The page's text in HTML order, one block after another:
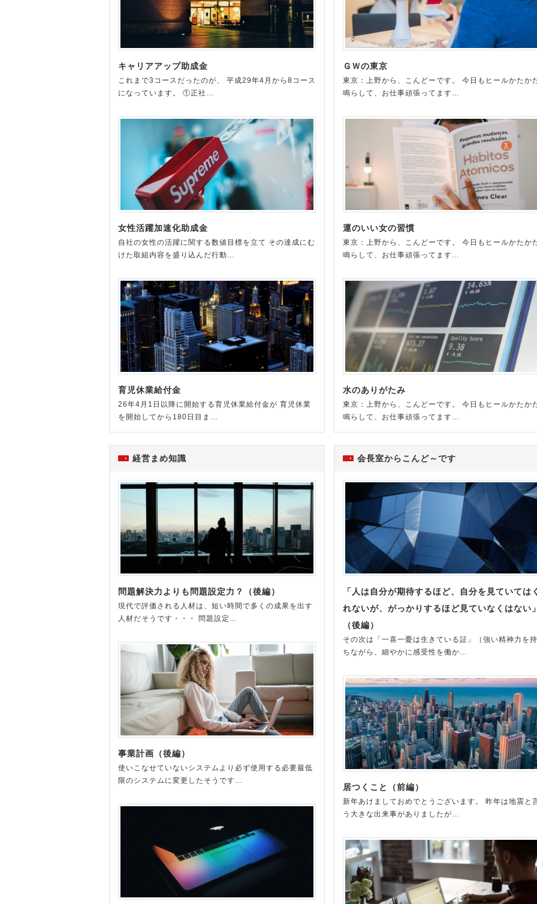
キャリアアップ助成金
これまで3コースだったのが、 平成29年4月から8コース
になっています。 ①正社…
女性活躍加速化助成金
自社の女性の活躍に関する数値目標を立て その達成にむ
けた取組内容を盛り込んだ行動…
育児休業給付金
26年4月1日以降に開始する育児休業給付金が 育児休業
を開始してから180日目ま…
ＧＷの東京
東京：上野から、こんどーです。 今日もヒールかたか
鳴らして、お仕事頑張ってます…
運のいい女の習慣
東京：上野から、こんどーです。 今日もヒールかたか
鳴らして、お仕事頑張ってます…
水のありがたみ
東京：上野から、こんどーです。 今日もヒールかたか
鳴らして、お仕事頑張ってます…
経営まめ知識
問題解決力よりも問題設定力？（後編）
現代で評価される人材は、短い時間で多くの成果を出す
人材だそうです・・・ 問題設定…
事業計画（後編）
使いこなせていないシステムより必ず使用する必要最低
限のシステムに変更したそうです…
会長室からこんど～です
「人は自分が期待するほど、自分を見ていては
れないが、がっかりするほど見ていなくはない
（後編）
その次は「一喜一憂は生きている証」（強い精神力を持
ちながら、細やかに感受性を働か…
居つくこと（前編）
新年あけましておめでとうございます。 昨年は地震と
う大きな出来事がありましたが…